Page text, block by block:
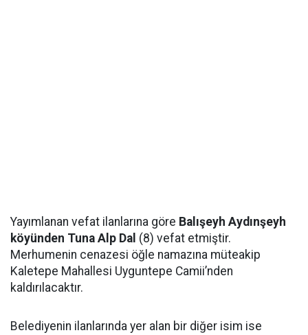
Yayımlanan vefat ilanlarına göre Balışeyh Aydınşeyh
köyünden Tuna Alp Dal (8) vefat etmiştir.
Merhumenin cenazesi öğle namazına müteakip
Kaletepe Mahallesi Uyguntepe Camii’nden
kaldırılacaktır.
Belediyenin ilanlarında yer alan bir diğer isim ise